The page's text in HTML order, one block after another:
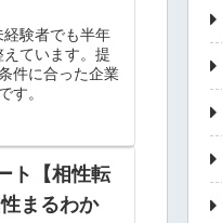
験者でも半年
ています。提
件に合った企業
す。
ト【相性転
まるわか